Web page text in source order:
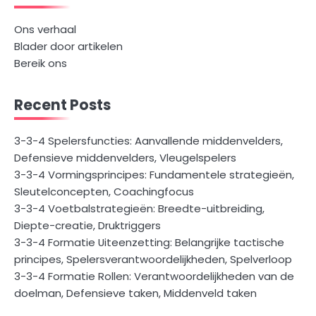
Ons verhaal
Blader door artikelen
Bereik ons
Recent Posts
3-3-4 Spelersfuncties: Aanvallende middenvelders,
Defensieve middenvelders, Vleugelspelers
3-3-4 Vormingsprincipes: Fundamentele strategieën,
Sleutelconcepten, Coachingfocus
3-3-4 Voetbalstrategieën: Breedte-uitbreiding,
Diepte-creatie, Druktriggers
3-3-4 Formatie Uiteenzetting: Belangrijke tactische
principes, Spelersverantwoordelijkheden, Spelverloop
3-3-4 Formatie Rollen: Verantwoordelijkheden van de
doelman, Defensieve taken, Middenveld taken